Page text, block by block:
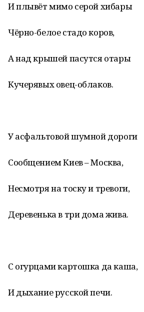
И плывёт мимо серой хибары
Чёрно-белое стадо коров,
А над крышей пасутся отары
Кучерявых овец-облаков.
У асфальтовой шумной дороги
Сообщением Киев – Москва,
Несмотря на тоску и тревоги,
Деревенька в три дома жива.
С огурцами картошка да каша,
И дыхание русской печи.